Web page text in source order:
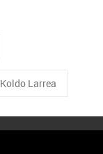
Koldo Larrea